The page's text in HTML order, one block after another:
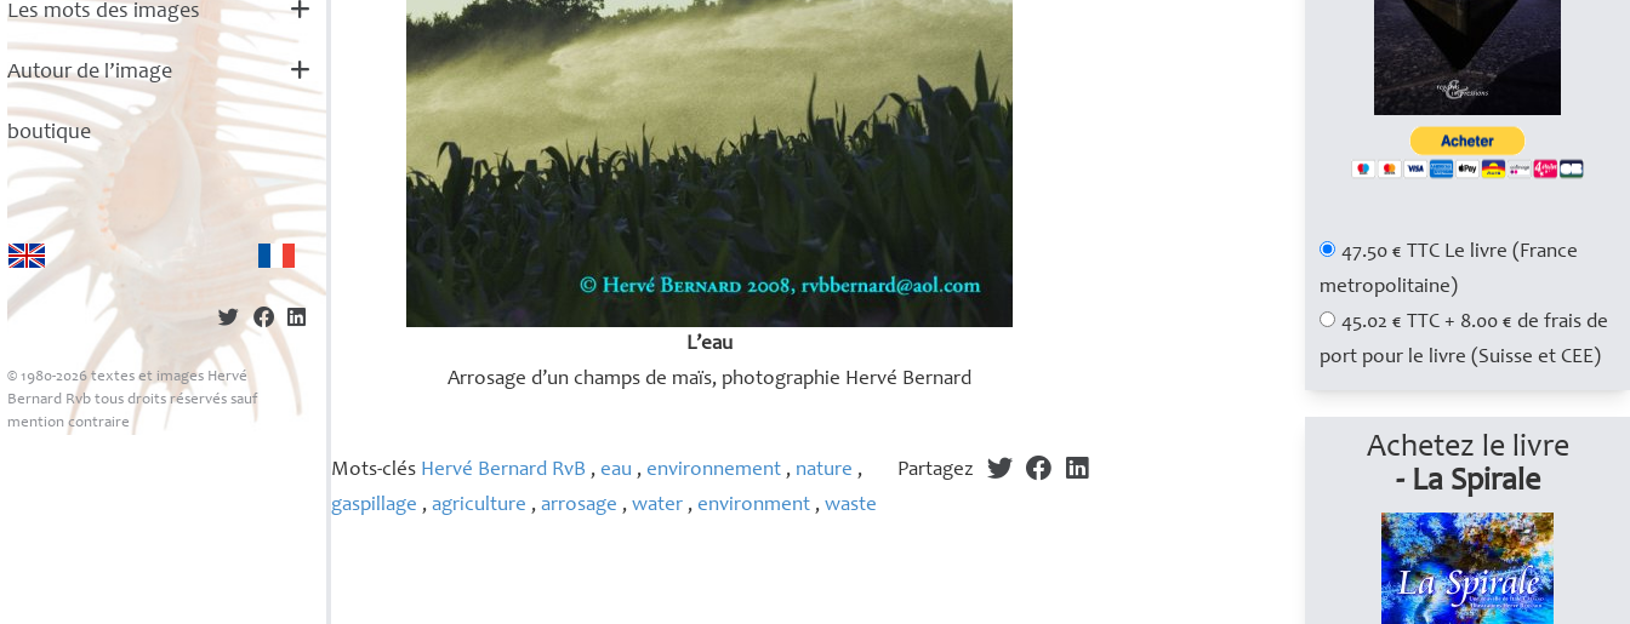
Les mots des images
Autour de l’image
boutique
© 1980-2026 textes et images Hervé
Bernard Rvb tous droits réservés sauf
mention contraire
L’eau
Arrosage d’un champs de maïs, photographie Hervé Bernard
Mots-clés Hervé Bernard RvB ,eau ,environnement , nature ,
gaspillage ,agriculture ,arrosage ,water ,environment ,waste
Partagez
47.50 € TTC Le livre (France
metropolitaine)
45.02 € TTC + 8.00 € de frais de
port pour le livre (Suisse et CEE)
Achetez le livre
- La Spirale